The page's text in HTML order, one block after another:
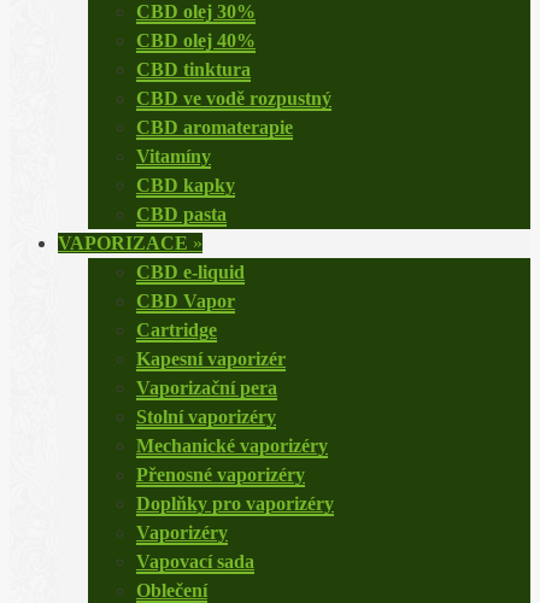
CBD olej 30%
CBD olej 40%
CBD tinktura
CBD ve vodě rozpustný
CBD aromaterapie
Vitamíny
CBD kapky
CBD pasta
VAPORIZACE »
CBD e-liquid
CBD Vapor
Cartridge
Kapesní vaporizér
Vaporizační pera
Stolní vaporizéry
Mechanické vaporizéry
Přenosné vaporizéry
Doplňky pro vaporizéry
Vaporizéry
Vapovací sada
Oblečení